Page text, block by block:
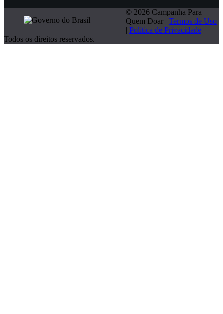
© 2026 Campanha Para
Quem Doar | Termos de Uso
| Política de Privacidade |
Todos os direitos reservados.